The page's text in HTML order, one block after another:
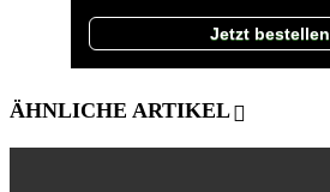
Jetzt bestellen
ÄHNLICHE ARTIKEL